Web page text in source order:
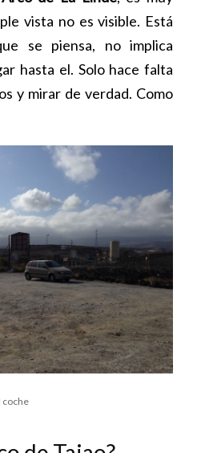
vista no es visible. Está
se piensa, no implica
hasta el. Solo hace falta
y mirar de verdad. Como
coche